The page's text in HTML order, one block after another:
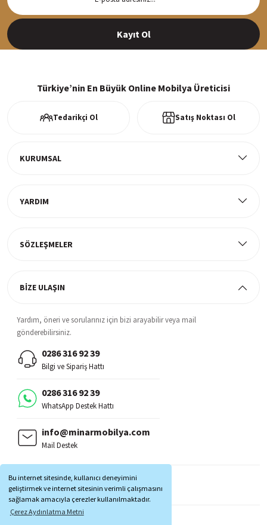
Bu internet sitesinde, kullanıcı deneyimini
geliştirmek ve internet sitesinin verimli çalışmasını
sağlamak amacıyla çerezler kullanılmaktadır.
Çerez Aydınlatma Metni
Siparişleriniz en kısa sürede hazırlanarak kargoya verilir
Kayıt Ol
Türkiye’nin En Büyük Online Mobilya Üreticisi
Tedarikçi Ol Satış Noktası Ol
KURUMSAL
YARDIM
SÖZLEŞMELER
BİZE ULAŞIN
Yardım, öneri ve sorularınız için bizi arayabilir veya mail
gönderebilirsiniz.
0286 316 92 39
Bilgi ve Sipariş Hattı
0286 316 92 39
WhatsApp Destek Hattı
info@minarmobilya.com
Mail Destek
MOBİL UYGULAMALAR: